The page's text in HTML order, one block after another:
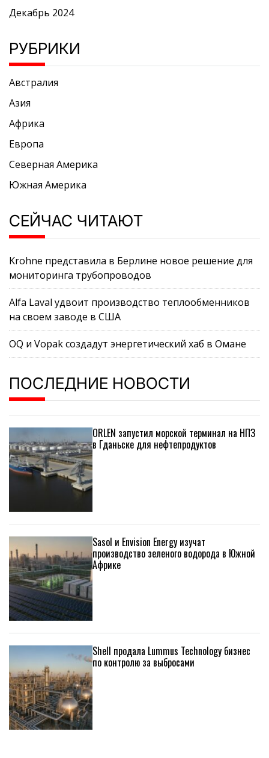
Декабрь 2024
РУБРИКИ
Австралия
Азия
Африка
Европа
Северная Америка
Южная Америка
СЕЙЧАС ЧИТАЮТ
Krohne представила в Берлине новое решение для
мониторинга трубопроводов
Alfa Laval удвоит производство теплообменников
на своем заводе в США
OQ и Vopak создадут энергетический хаб в Омане
ПОСЛЕДНИЕ НОВОСТИ
ORLEN запустил морской терминал на НПЗ
в Гданьске для нефтепродуктов
Sasol и Envision Energy изучат
производство зеленого водорода в Южной
Африке
Shell продала Lummus Technology бизнес
по контролю за выбросами